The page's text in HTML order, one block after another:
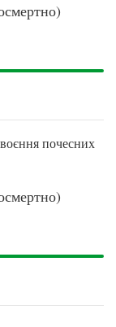
почесних